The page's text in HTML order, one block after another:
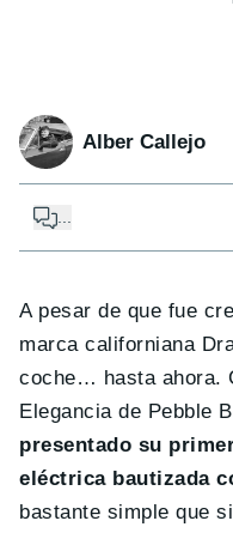
Alber Callejo
...
A pesar de que fue
marca californiana
coche… hasta ahora.
Elegancia de Pebble
presentado su
eléctrica bautizada
bastante simple que